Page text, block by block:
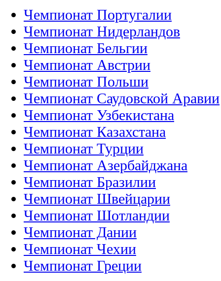
Чемпионат Португалии
Чемпионат Нидерландов
Чемпионат Бельгии
Чемпионат Австрии
Чемпионат Польши
Чемпионат Саудовской Аравии
Чемпионат Узбекистана
Чемпионат Казахстана
Чемпионат Турции
Чемпионат Азербайджана
Чемпионат Бразилии
Чемпионат Швейцарии
Чемпионат Шотландии
Чемпионат Дании
Чемпионат Чехии
Чемпионат Греции